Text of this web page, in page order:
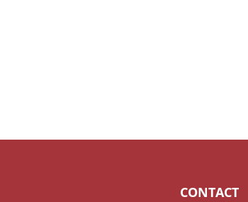
CONTACT